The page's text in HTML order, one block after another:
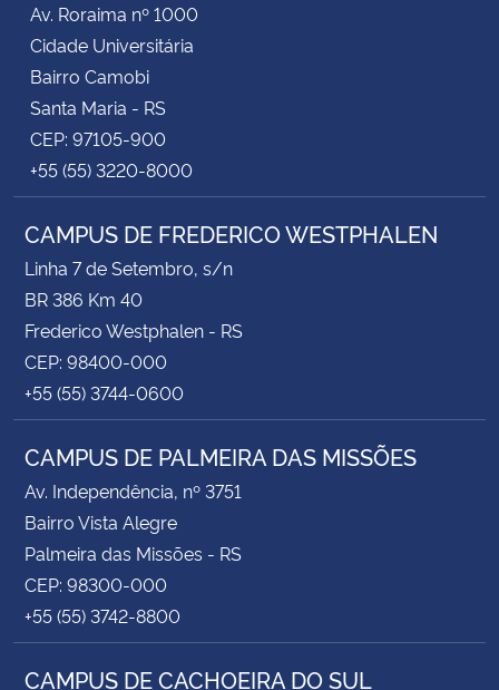
Av. Roraima nº 1000
Cidade Universitária
Bairro Camobi
Santa Maria - RS
CEP: 97105-900
+55 (55) 3220-8000
CAMPUS DE FREDERICO WESTPHALEN
Linha 7 de Setembro, s/n
BR 386 Km 40
Frederico Westphalen - RS
CEP: 98400-000
+55 (55) 3744-0600
CAMPUS DE PALMEIRA DAS MISSÕES
Av. Independência, nº 3751
Bairro Vista Alegre
Palmeira das Missões - RS
CEP: 98300-000
+55 (55) 3742-8800
CAMPUS DE CACHOEIRA DO SUL